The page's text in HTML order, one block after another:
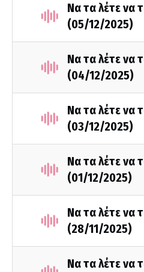
Να τα λέτε να
(05/12/2025)
Να τα λέτε να
(04/12/2025)
Να τα λέτε να
(03/12/2025)
Να τα λέτε να
(01/12/2025)
Να τα λέτε να
(28/11/2025)
Να τα λέτε να